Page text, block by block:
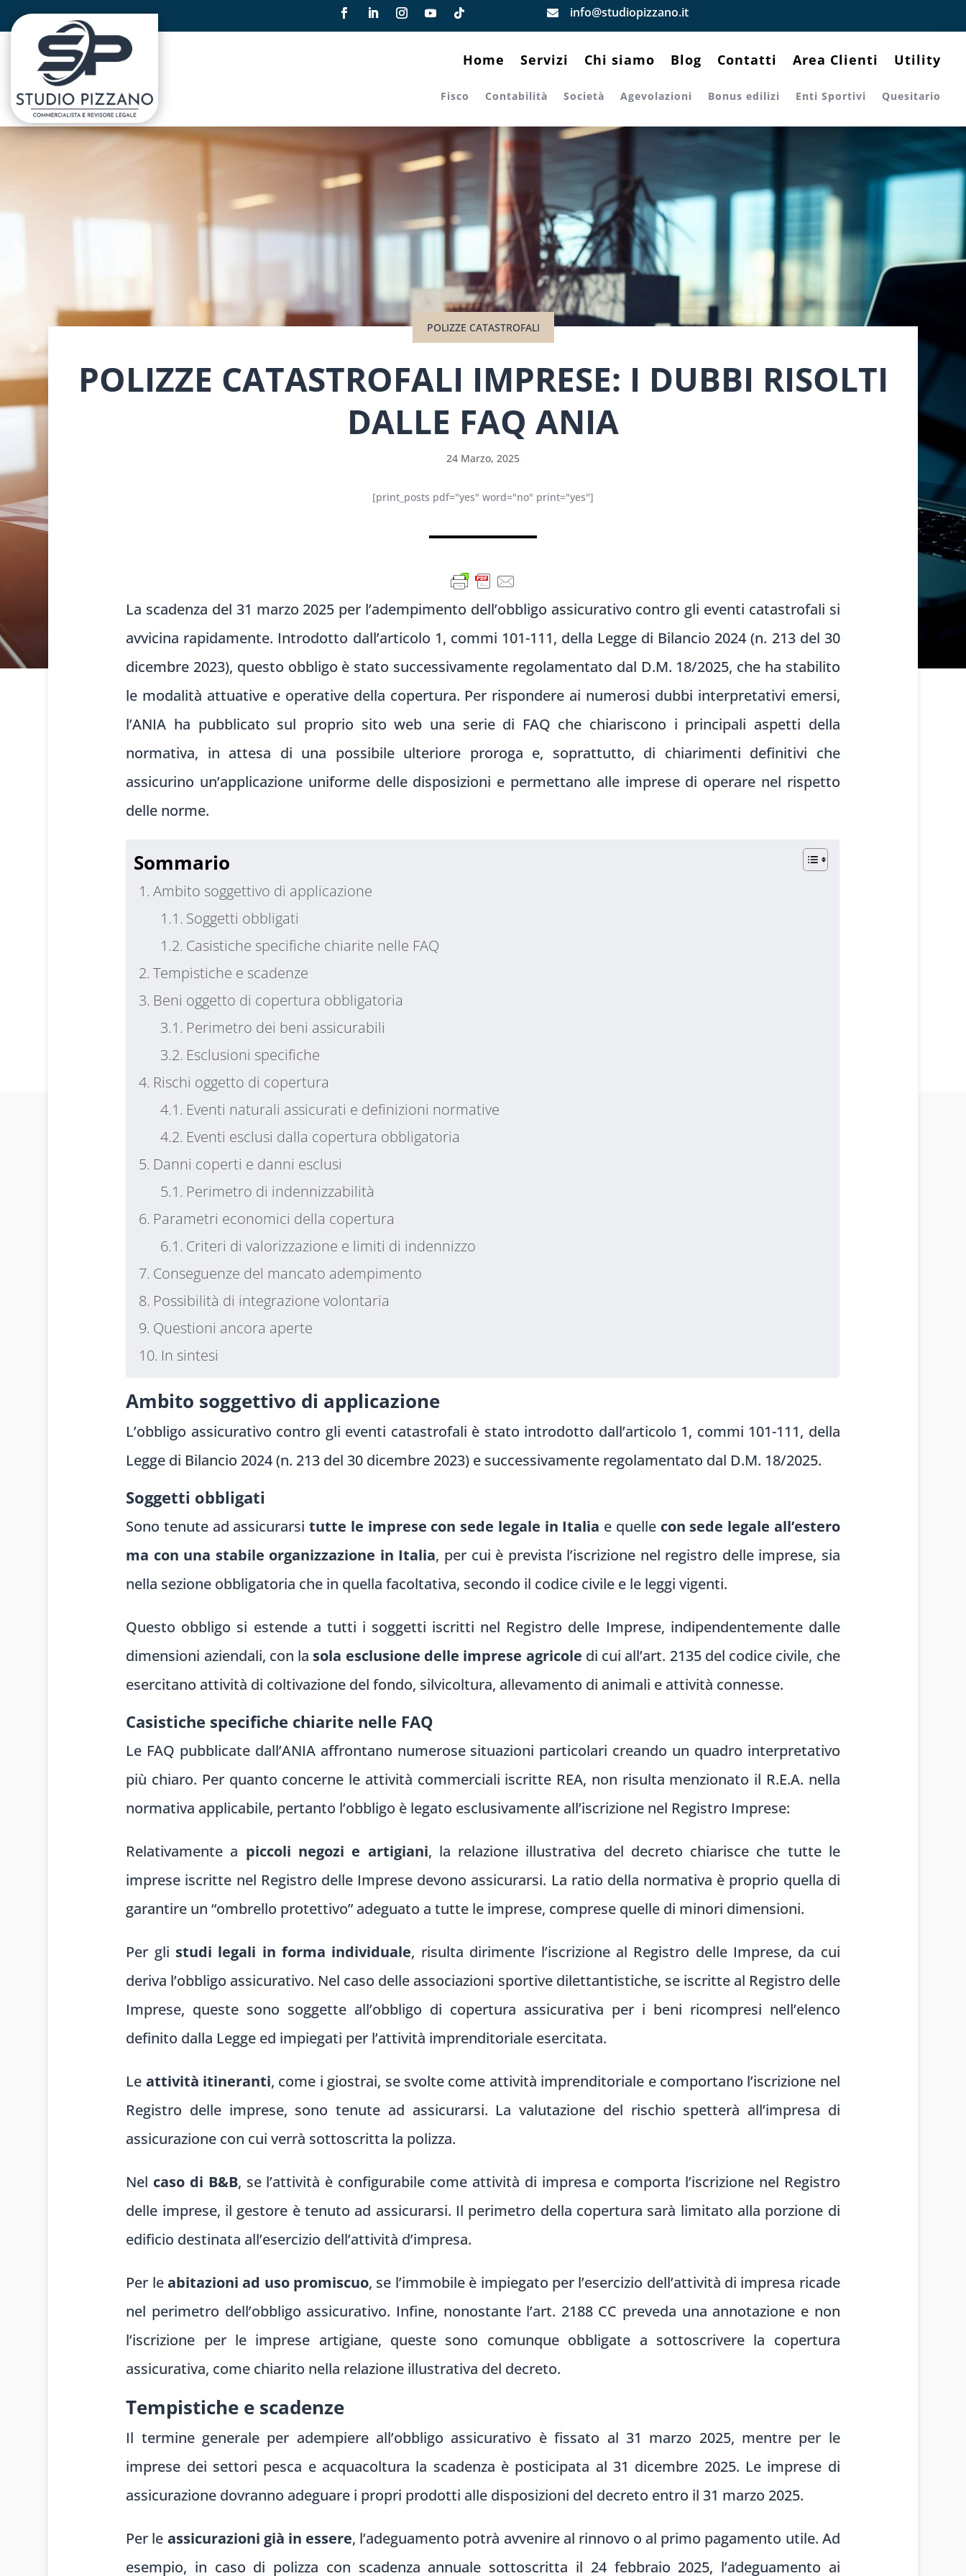
 info@studiopizzano.it
Home Servizi Chi siamo Blog Contatti Area Clienti Utility
Fisco Contabilità Società Agevolazioni Bonus edilizi Enti Sportivi Quesitario
POLIZZE CATASTROFALI
POLIZZE CATASTROFALI IMPRESE: I DUBBI RISOLTI
DALLE FAQ ANIA
24 Marzo, 2025
[print_posts pdf="yes" word="no" print="yes"]
La scadenza del 31 marzo 2025 per l’adempimento dell’obbligo assicurativo contro gli eventi catastrofali si
avvicina rapidamente. Introdotto dall’articolo 1, commi 101-111, della Legge di Bilancio 2024 (n. 213 del 30
dicembre 2023), questo obbligo è stato successivamente regolamentato dal D.M. 18/2025, che ha stabilito
le modalità attuative e operative della copertura. Per rispondere ai numerosi dubbi interpretativi emersi,
l’ANIA ha pubblicato sul proprio sito web una serie di FAQ che chiariscono i principali aspetti della
normativa, in attesa di una possibile ulteriore proroga e, soprattutto, di chiarimenti definitivi che
assicurino un’applicazione uniforme delle disposizioni e permettano alle imprese di operare nel rispetto
delle norme.
Sommario
Ambito soggettivo di applicazione
Soggetti obbligati
Casistiche specifiche chiarite nelle FAQ
Tempistiche e scadenze
Beni oggetto di copertura obbligatoria
Perimetro dei beni assicurabili
Esclusioni specifiche
Rischi oggetto di copertura
Eventi naturali assicurati e definizioni normative
Eventi esclusi dalla copertura obbligatoria
Danni coperti e danni esclusi
Perimetro di indennizzabilità
Parametri economici della copertura
Criteri di valorizzazione e limiti di indennizzo
Conseguenze del mancato adempimento
Possibilità di integrazione volontaria
Questioni ancora aperte
In sintesi
Ambito soggettivo di applicazione
L’obbligo assicurativo contro gli eventi catastrofali è stato introdotto dall’articolo 1, commi 101-111, della
Legge di Bilancio 2024 (n. 213 del 30 dicembre 2023) e successivamente regolamentato dal D.M. 18/2025.
Soggetti obbligati
Sono tenute ad assicurarsitutte le imprese con sede legale in Italia e quelle con sede legale all’estero
ma con una stabile organizzazione in Italia, per cui è prevista l’iscrizione nel registro delle imprese, sia
nella sezione obbligatoria che in quella facoltativa, secondo il codice civile e le leggi vigenti.
Questo obbligo si estende a tutti i soggetti iscritti nel Registro delle Imprese, indipendentemente dalle
dimensioni aziendali, con la sola esclusione delle imprese agricole di cui all’art. 2135 del codice civile, che
esercitano attività di coltivazione del fondo, silvicoltura, allevamento di animali e attività connesse.
Casistiche specifiche chiarite nelle FAQ
Le FAQ pubblicate dall’ANIA affrontano numerose situazioni particolari creando un quadro interpretativo
più chiaro. Per quanto concerne le attività commerciali iscritte REA, non risulta menzionato il R.E.A. nella
normativa applicabile, pertanto l’obbligo è legato esclusivamente all’iscrizione nel Registro Imprese:
Relativamente a piccoli negozi e artigiani, la relazione illustrativa del decreto chiarisce che tutte le
imprese iscritte nel Registro delle Imprese devono assicurarsi. La ratio della normativa è proprio quella di
garantire un “ombrello protettivo” adeguato a tutte le imprese, comprese quelle di minori dimensioni.
Per gli studi legali in forma individuale, risulta dirimente l’iscrizione al Registro delle Imprese, da cui
deriva l’obbligo assicurativo. Nel caso delle associazioni sportive dilettantistiche, se iscritte al Registro delle
Imprese, queste sono soggette all’obbligo di copertura assicurativa per i beni ricompresi nell’elenco
definito dalla Legge ed impiegati per l’attività imprenditoriale esercitata.
Le attività itineranti, come i giostrai, se svolte come attività imprenditoriale e comportano l’iscrizione nel
Registro delle imprese, sono tenute ad assicurarsi. La valutazione del rischio spetterà all’impresa di
assicurazione con cui verrà sottoscritta la polizza.
Nel caso di B&B, se l’attività è configurabile come attività di impresa e comporta l’iscrizione nel Registro
delle imprese, il gestore è tenuto ad assicurarsi. Il perimetro della copertura sarà limitato alla porzione di
edificio destinata all’esercizio dell’attività d’impresa.
Per leabitazioni ad uso promiscuo, se l’immobile è impiegato per l’esercizio dell’attività di impresa ricade
nel perimetro dell’obbligo assicurativo. Infine, nonostante l’art. 2188 CC preveda una annotazione e non
l’iscrizione per le imprese artigiane, queste sono comunque obbligate a sottoscrivere la copertura
assicurativa, come chiarito nella relazione illustrativa del decreto.
Tempistiche e scadenze
Il termine generale per adempiere all’obbligo assicurativo è fissato al 31 marzo 2025, mentre per le
imprese dei settori pesca e acquacoltura la scadenza è posticipata al 31 dicembre 2025. Le imprese di
assicurazione dovranno adeguare i propri prodotti alle disposizioni del decreto entro il 31 marzo 2025.
Per le assicurazioni già in essere, l’adeguamento potrà avvenire al rinnovo o al primo pagamento utile. Ad
esempio, in caso di polizza con scadenza annuale sottoscritta il 24 febbraio 2025, l’adeguamento ai